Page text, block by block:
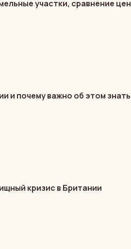
участки, сравнение цен
и почему важно об этом знать
кризис в Британии